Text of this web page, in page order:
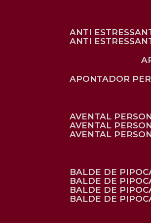
ANTI
ANTI
APONTADOR
AVENTAL
AVENTAL
AVENTAL
BALDE DE
BALDE DE
BALDE DE
BALDE DE